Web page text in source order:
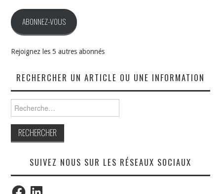
ABONNEZ-VOUS
Rejoignez les 5 autres abonnés
RECHERCHER UN ARTICLE OU UNE INFORMATION
SUIVEZ NOUS SUR LES RÉSEAUX SOCIAUX
FacebookLinkedIn